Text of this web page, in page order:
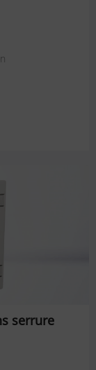
serrure